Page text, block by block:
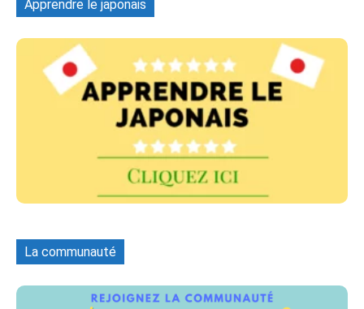
Apprendre le japonais
La communauté